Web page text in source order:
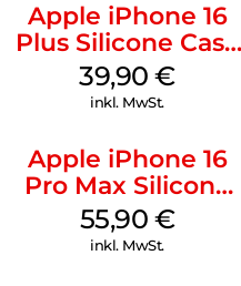
Apple iPhone 16
Plus Silicone Case
MagSafe Plum
39,90€
inkl. MwSt.
Apple iPhone 16
Pro Max Silicone
Case MagSafe
Stone Gray
55,90 €
inkl. MwSt.